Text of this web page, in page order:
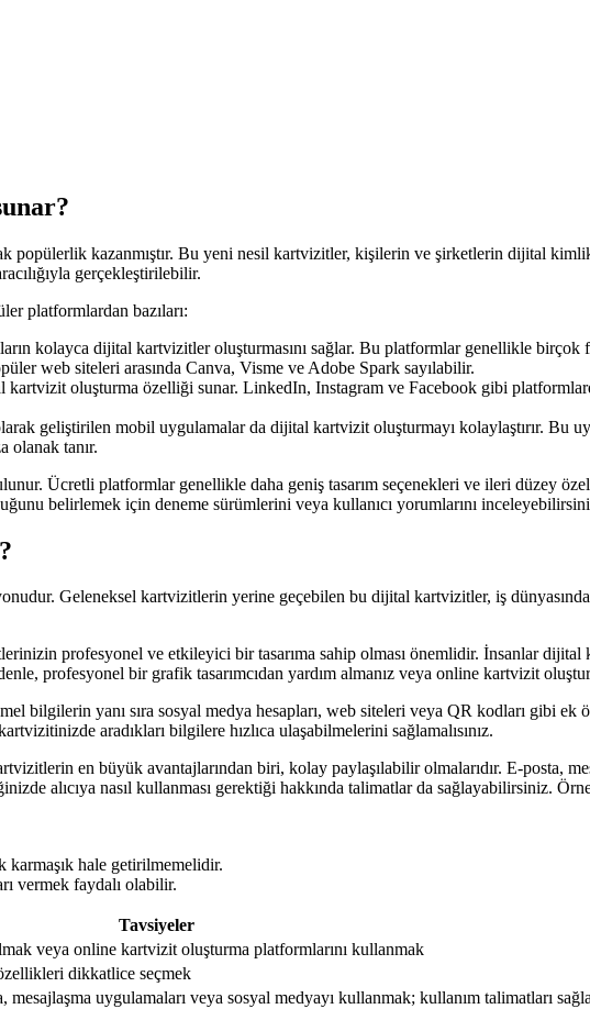
popülerlik kazanmıştır. Bu yeni nesil kartvizitler, kişilerin ve şirketlerin dijital
gerçekleştirilebilir.
platformlardan bazıları:
kolayca dijital kartvizitler oluşturmasını sağlar. Bu platformlar genellikle birçok
web siteleri arasında Canva, Visme ve Adobe Spark sayılabilir.
oluşturma özelliği sunar. LinkedIn, Instagram ve Facebook gibi
geliştirilen mobil uygulamalar da dijital kartvizit oluşturmayı kolaylaştırır. Bu
olanak tanır.
Ücretli platformlar genellikle daha geniş tasarım seçenekleri ve ileri düzey
belirlemek için deneme sürümlerini veya kullanıcı yorumlarını
Geleneksel kartvizitlerin yerine geçebilen bu dijital kartvizitler, iş
profesyonel ve etkileyici bir tasarıma sahip olması önemlidir. İnsanlar dijital
profesyonel bir grafik tasarımcıdan yardım almanız veya online kartvizit
yanı sıra sosyal medya hesapları, web siteleri veya QR kodları gibi ek
aradıkları bilgilere hızlıca ulaşabilmelerini sağlamalısınız.
en büyük avantajlarından biri, kolay paylaşılabilir olmalarıdır. E-posta,
alıcıya nasıl kullanması gerektiği hakkında talimatlar da sağlayabilirsiniz.
hale getirilmemelidir.
vermek faydalı olabilir.
Tavsiyeler
veya online kartvizit oluşturma platformlarını kullanmak
dikkatlice seçmek
uygulamaları veya sosyal medyayı kullanmak; kullanım talimatları